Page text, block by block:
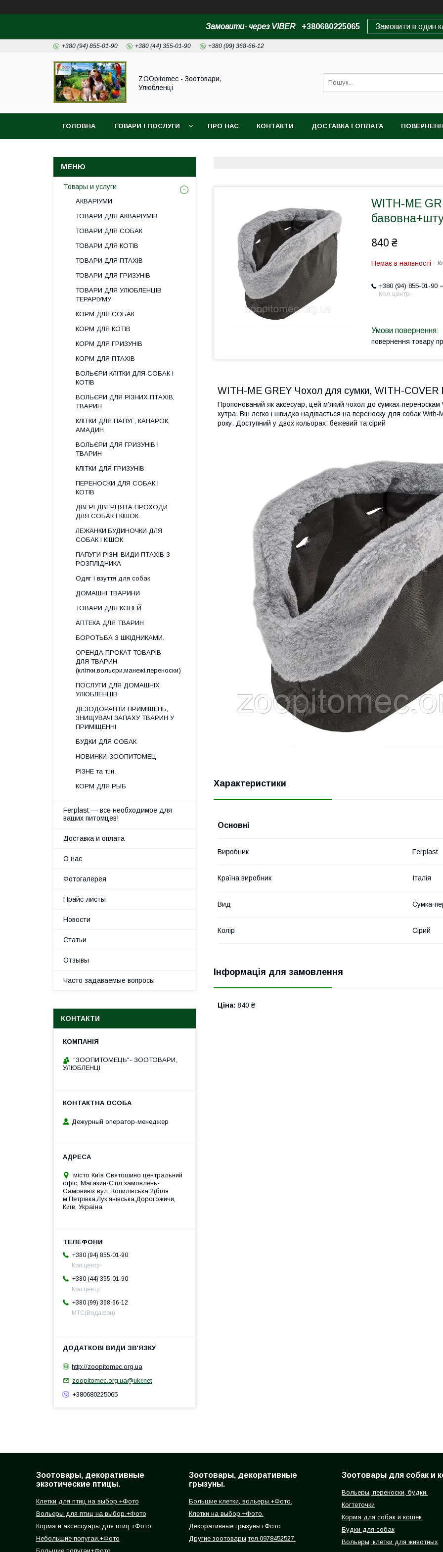
Замовити- через VIBER +380680225065 Замовити в один
+380 (94) 855-01-90 +380 (44) 355-01-90 +380 (99) 368-66-12
ZOOpitomec - Зоотовари,
Улюбленці
ГОЛОВНА ТОВАРИ І ПОСЛУГИ ПРО НАС КОНТАКТИ ДОСТАВКА І ОПЛАТА
WITH-ME
840 ₴
Немає в наявності
+380 (94) 855-01-90
Кол центр-
повернення товару
WITH-ME GREY Чохол для сумки, WITH-COVER
Пропонований як аксесуар, цей м'який чохол до сумках-
хутра. Він легко і швидко надівається на переноску для собак
року. Доступний у двох кольорах: бежевий та сірий
Характеристики
Основні
Виробник Ferplast
Країна виробник Італія
Вид Сумка-
Колір Сірий
Інформація для замовлення
Ціна: 840 ₴
Товары и услуги
АКВАРІУМИ
ТОВАРИ ДЛЯ АКВАРІУМІВ
ТОВАРИ ДЛЯ СОБАК
ТОВАРИ ДЛЯ КОТІВ
ТОВАРИ ДЛЯ ПТАХІВ
ТОВАРИ ДЛЯ ГРИЗУНІВ
ТОВАРИ ДЛЯ УЛЮБЛЕНЦІВ
ТЕРАРІУМУ
КОРМ ДЛЯ СОБАК
КОРМ ДЛЯ КОТІВ
КОРМ ДЛЯ ГРИЗУНІВ
КОРМ ДЛЯ ПТАХІВ
ВОЛЬЄРИ КЛІТКИ ДЛЯ СОБАК І
КОТІВ
ВОЛЬЄРИ ДЛЯ РІЗНИХ ПТАХІВ,
ТВАРИН
КЛІТКИ ДЛЯ ПАПУГ, КАНАРОК,
АМАДИН
ВОЛЬЄРИ ДЛЯ ГРИЗУНІВ І
ТВАРИН
КЛІТКИ ДЛЯ ГРИЗУНІВ
ПЕРЕНОСКИ ДЛЯ СОБАК І
КОТІВ
ДВЕРІ ДВЕРЦЯТА ПРОХОДИ
ДЛЯ СОБАК І КІШОК.
ЛЕЖАНКИ,БУДИНОЧКИ ДЛЯ
СОБАК І КІШОК
ПАПУГИ РІЗНІ ВИДИ ПТАХІВ З
РОЗПЛІДНИКА
Одяг і взуття для собак
ДОМАШНІ ТВАРИНИ
ТОВАРИ ДЛЯ КОНЕЙ
АПТЕКА ДЛЯ ТВАРИН
БОРОТЬБА З ШКІДНИКАМИ.
ОРЕНДА ПРОКАТ ТОВАРІВ
ДЛЯ ТВАРИН
(клітки,вольєри,манежі,переноски)
ПОСЛУГИ ДЛЯ ДОМАШНІХ
УЛЮБЛЕНЦІВ
ДЕЗОДОРАНТИ ПРИМІЩЕНЬ,
ЗНИЩУВАЧІ ЗАПАХУ ТВАРИН У
ПРИМІЩЕННІ
БУДКИ ДЛЯ СОБАК
НОВИНКИ-ЗООПИТОМЕЦ
РІЗНЕ та т.ін.
КОРМ ДЛЯ РЫБ
Ferplast — все необходимое для
ваших питомцев!
Доставка и оплата
О нас
Фотогалерея
Прайс-листы
Новости
Статьи
Отзывы
Часто задаваемые вопросы
КОНТАКТИ
"ЗООПИТОМЕЦЬ"- ЗООТОВАРИ,
УЛЮБЛЕНЦІ
Дежурный оператор-менеджер
місто Київ Святошино центральний
офіс, Магазин-Стіл замовлень-
Самовивіз вул. Копилівська 2(біля
м.Петрівка,Лук'янівська,Дорогожичи,
Київ, Україна
+380 (94) 855-01-90
Кол центр-
+380 (44) 355-01-90
Кол центр
+380 (99) 368-66-12
МТС(Водафон)
http://zoopitomec.org.ua
zoopitomec.org.ua@ukr.net
+380680225065
Зоотовары, декоративные
экзотические птицы.
Клетки для птиц на выбор.+Фото
Вольеры для птиц на выбор.+Фото
Корма и аксессуары для птиц.+Фото
Небольшие попугаи.+Фото
Зоотовары, декоративные
грызуны.
Большие клетки, вольеры.+Фото.
Клетки на выбор.+Фото.
Декоративные грызуны+Фото
Другие зоотовары,тел.0978452527.
Зоотовары для собак и
Вольеры, переноски, будки.
Когтеточки
Корма для собак и кошек.
Будки для собак
Вольеры, клетки для животных